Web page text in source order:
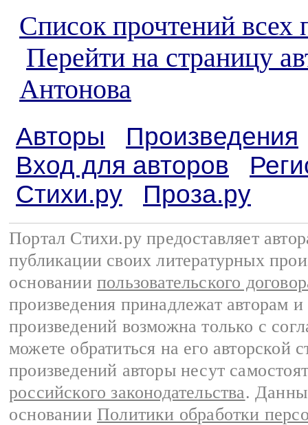
Список прочтений всех
Перейти на страницу
Антонова
Авторы
Произведения
Вход для авторов
Стихи.ру
Проза.ру
Портал Стихи.ру предоставляет
публикации своих литературных
основании пользовательского
произведения принадлежат авторам
произведений возможна только с
можете обратиться на его авторской
произведений авторы несут
российского законодательства.
основании Политики обработки